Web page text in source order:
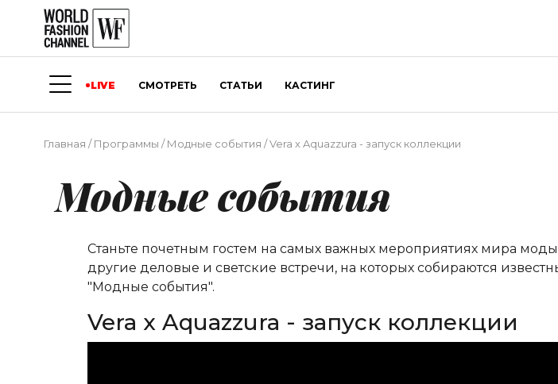
LIVE СМОТРЕТЬ СТАТЬИ КАСТИНГ
Главная /Программы /Модные события /Vera x Aquazzura - запуск коллекции
Модные события
Станьте почетным гостем на самых важных мероприятиях мира
другие деловые и светские встречи, на которых собираются
"Модные события".
Vera x Aquazzura - запуск коллекции